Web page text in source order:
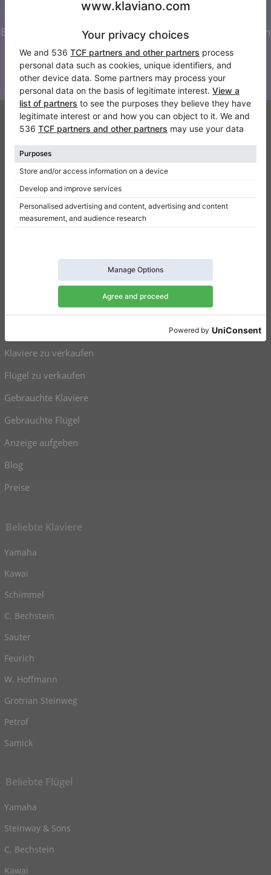
Abonnieren Sie unseren Newsletter
Bleiben Sie auf dem Laufenden mit allen Neuigkeiten von
Klaviano
Klaviano
Kontakt
Über Uns
Referenz hinterlassen
Einwilligungseinstellungen
Klaviere zu verkaufen
Flügel zu verkaufen
Gebrauchte Klaviere
Gebrauchte Flügel
Anzeige aufgeben
Blog
Preise
Beliebte Klaviere
Yamaha
Kawai
Schimmel
C. Bechstein
Sauter
Feurich
W. Hoffmann
Grotrian Steinweg
Petrof
Samick
Beliebte Flügel
Yamaha
Steinway & Sons
C. Bechstein
Kawai